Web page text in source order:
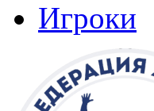
Игроки